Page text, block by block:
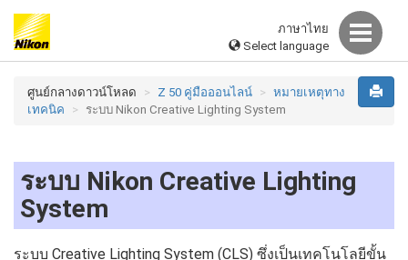
ภาษาไทย
Select language
ศูนย์กลางดาวน์โหลด Z 50 คู่มือออนไลน์
หมายเหตุทาง
เทคนิค
ระบบ Nikon Creative Lighting System
ระบบ Nikon Creative Lighting
System
ระบบ Creative Lighting System (CLS) ซึ่งเป็นเทคโนโลยีขั้น